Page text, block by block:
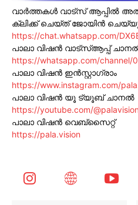
വാർത്തകൾ വാട്സ് ആപ്പിൽ
ക്ലിക്ക് ചെയ്ത് ജോയിൻ
https://chat.whatsapp.com/
പാലാ വിഷൻ വാട്സ്ആപ്പ്
https://whatsapp.com/channel/
പാലാ വിഷൻ ഇൻസ്റ്റാഗ്രാം
https://www.instagram.com/
പാലാ വിഷൻ യൂ ട്യൂബ് ചാനൽ
https://youtube.com/@palavision
പാലാ വിഷൻ വെബ്സൈറ്റ്
https://pala.vision